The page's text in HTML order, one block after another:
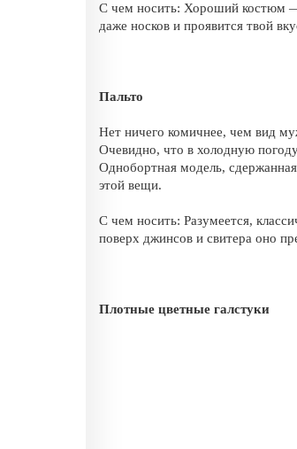
С чем носить: Хороший костюм —
даже носков и проявится твой
Пальто
Нет ничего комичнее, чем вид
Очевидно, что в холодную
Однобортная модель,
этой вещи.
С чем носить: Разумеется,
поверх джинсов и свитера оно
Плотные цветные галстуки